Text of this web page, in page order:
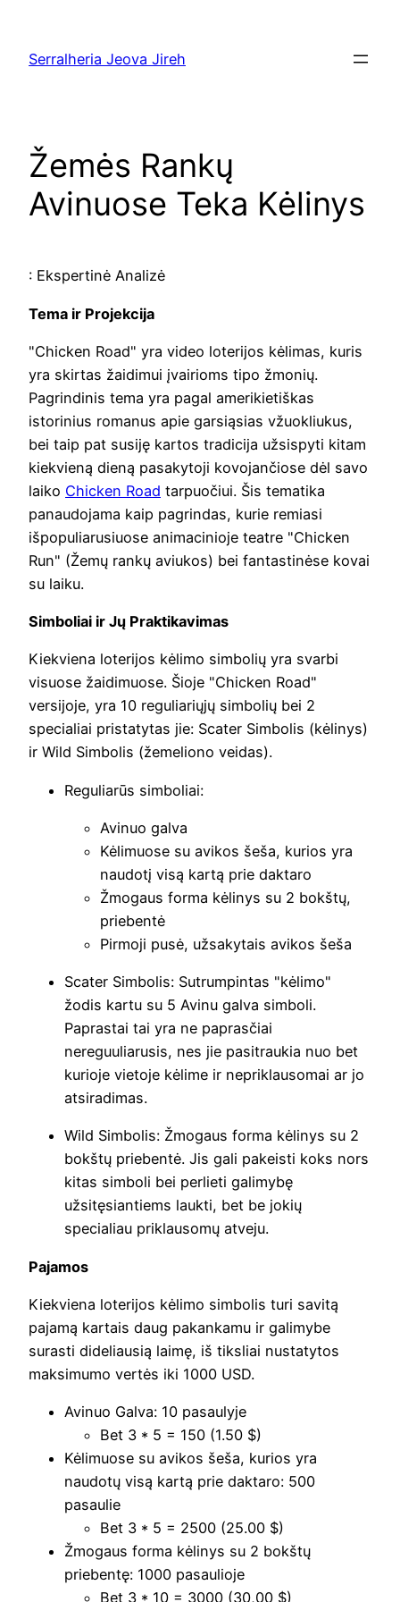
Serralheria Jeova Jireh
Žemės Rankų
Avinuose Teka Kėlinys
: Ekspertinė Analizė
Tema ir Projekcija
"Chicken Road" yra video loterijos kėlimas, kuris
yra skirtas žaidimui įvairioms tipo žmonių.
Pagrindinis tema yra pagal amerikietiškas
istorinius romanus apie garsiąsias vžuokliukus,
bei taip pat susiję kartos tradicija užsispyti kitam
kiekvieną dieną pasakytoji kovojančiose dėl savo
laiko Chicken Road tarpuočiui. Šis tematika
panaudojama kaip pagrindas, kurie remiasi
išpopuliarusiuose animacinioje teatre "Chicken
Run" (Žemų rankų aviukos) bei fantastinėse kovai
su laiku.
Simboliai ir Jų Praktikavimas
Kiekviena loterijos kėlimo simbolių yra svarbi
visuose žaidimuose. Šioje "Chicken Road"
versijoje, yra 10 reguliariųjų simbolių bei 2
specialiai pristatytas jie: Scater Simbolis (kėlinys)
ir Wild Simbolis (žemeliono veidas).
Reguliarūs simboliai:
Avinuo galva
Kėlimuose su avikos šeša, kurios yra
naudotį visą kartą prie daktaro
Žmogaus forma kėlinys su 2 bokštų,
priebentė
Pirmoji pusė, užsakytais avikos šeša
Scater Simbolis: Sutrumpintas "kėlimo"
žodis kartu su 5 Avinu galva simboli.
Paprastai tai yra ne paprasčiai
nereguuliarusis, nes jie pasitraukia nuo bet
kurioje vietoje kėlime ir nepriklausomai ar jo
atsiradimas.
Wild Simbolis: Žmogaus forma kėlinys su 2
bokštų priebentė. Jis gali pakeisti koks nors
kitas simboli bei perlieti galimybę
užsitęsiantiems laukti, bet be jokių
specialiau priklausomų atveju.
Pajamos
Kiekviena loterijos kėlimo simbolis turi savitą
pajamą kartais daug pakankamu ir galimybe
surasti dideliausią laimę, iš tiksliai nustatytos
maksimumo vertės iki 1000 USD.
Avinuo Galva: 10 pasaulyje
Bet 3 * 5 = 150 (1.50 $)
Kėlimuose su avikos šeša, kurios yra
naudotų visą kartą prie daktaro: 500
pasaulie
Bet 3 * 5 = 2500 (25.00 $)
Žmogaus forma kėlinys su 2 bokštų
priebentę: 1000 pasaulioje
Bet 3 * 10 = 3000 (30,00 $)